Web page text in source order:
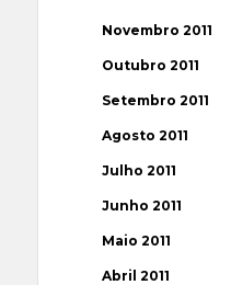
Novembro 2011
Outubro 2011
Setembro 2011
Agosto 2011
Julho 2011
Junho 2011
Maio 2011
Abril 2011